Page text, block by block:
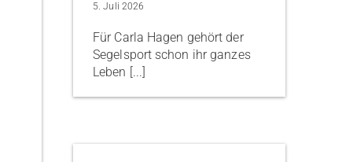
5. Juli 2026
Für Carla Hagen gehört der
Segelsport schon ihr ganzes
Leben [...]